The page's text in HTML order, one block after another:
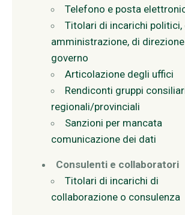
Telefono e posta
Titolari di incarichi politici,
amministrazione, di
governo
Articolazione degli uffici
Rendiconti gruppi
regionali/provinciali
Sanzioni per mancata
comunicazione dei dati
Consulenti e collaboratori
Titolari di incarichi di
collaborazione o consulenza